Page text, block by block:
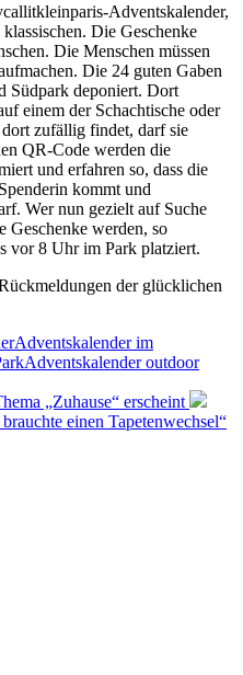
Adventskalender,
Die Geschenke
Die Menschen müssen
Die 24 guten Gaben
Südpark deponiert. Dort
einem der Schachtische oder
zufällig findet, darf sie
QR-Code werden die
und erfahren so, dass die
kommt und
Wer nun gezielt auf Suche
Geschenke werden, so
vor 8 Uhr im Park platziert.
der glücklichen
Adventskalender im
Adventskalender outdoor
„Zuhause“ erscheint
einen Tapetenwechsel“